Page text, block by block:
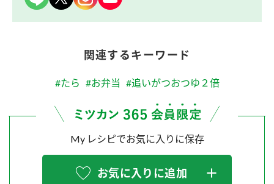
関連するキーワード
#たら #お弁当 #追いがつおつゆ２倍
My レシピでお気に入りに保存
お気に入りに追加